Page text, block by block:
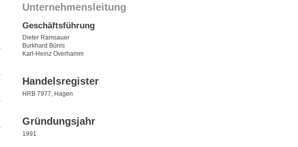
Unternehmensleitung
Geschäftsführung
Dieter Ramsauer
Burkhard Bünis
Karl-Heinz Overhamm
Handelsregister
HRB 7977, Hagen
Gründungsjahr
1991